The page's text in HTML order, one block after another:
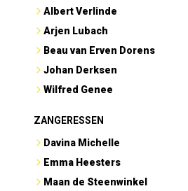
Albert Verlinde
Arjen Lubach
Beau van Erven Dorens
Johan Derksen
Wilfred Genee
ZANGERESSEN
Davina Michelle
Emma Heesters
Maan de Steenwinkel